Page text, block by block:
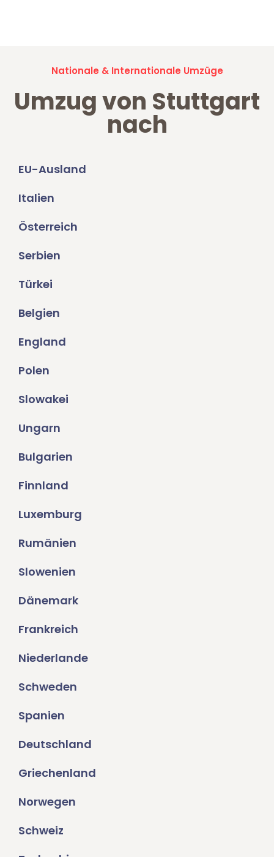
Nationale & Internationale Umzüge
Umzug von Stuttgart
nach
EU-Ausland
Italien
Österreich
Serbien
Türkei
Belgien
England
Polen
Slowakei
Ungarn
Bulgarien
Finnland
Luxemburg
Rumänien
Slowenien
Dänemark
Frankreich
Niederlande
Schweden
Spanien
Deutschland
Griechenland
Norwegen
Schweiz